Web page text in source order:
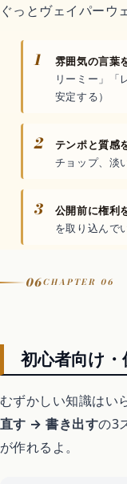
ぐっとヴェイパーウ
1 雰囲気の言葉
リーミー」「
安定する）
2 テンポと質感
チョップ、淡
3 公開前に権利
を取り込んで
06CHAPTER 06
初心者向け
むずかしい知識はい
直す → 書き出すの3
が作れるよ。